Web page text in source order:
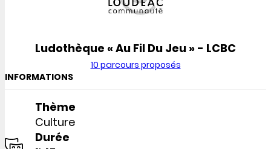
Ludothèque « Au Fil Du Jeu » - LCBC
10 parcours proposés
INFORMATIONS
Thème
Culture
Durée